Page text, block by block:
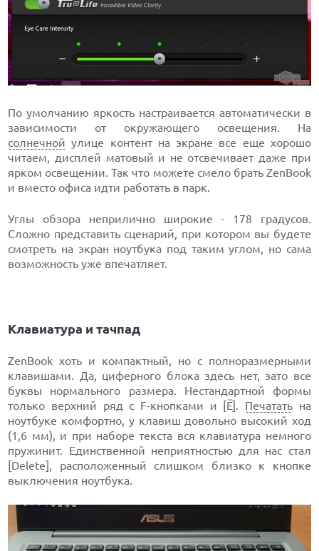
По умолчанию яркость настраивается автоматически в
зависимости от окружающего освещения. На
солнечной улице контент на экране все еще хорошо
читаем, дисплей матовый и не отсвечивает даже при
ярком освещении. Так что можете смело брать ZenBook
и вместо офиса идти работать в парк.
Углы обзора неприлично широкие - 178 градусов.
Сложно представить сценарий, при котором вы будете
смотреть на экран ноутбука под таким углом, но сама
возможность уже впечатляет.
Клавиатура и тачпад
ZenBook хоть и компактный, но с полноразмерными
клавишами. Да, циферного блока здесь нет, зато все
буквы нормального размера. Нестандартной формы
только верхний ряд с F-кнопками и [Ё]. Печатать на
ноутбуке комфортно, у клавиш довольно высокий ход
(1,6 мм), и при наборе текста вся клавиатура немного
пружинит. Единственной неприятностью для нас стал
[Delete], расположенный слишком близко к кнопке
выключения ноутбука.